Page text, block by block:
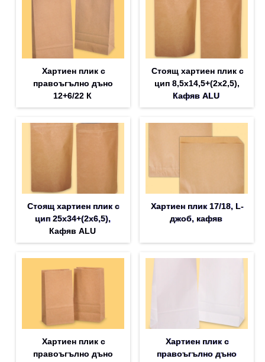
Хартиен плик с
правоъгълно дъно
12+6/22 К
Стоящ хартиен плик с
цип 8,5х14,5+(2х2,5),
Кафяв ALU
Стоящ хартиен плик с
цип 25х34+(2х6,5),
Кафяв ALU
Хартиен плик 17/18, L-
джоб, кафяв
Хартиен плик с
правоъгълно дъно
Хартиен плик с
правоъгълно дъно